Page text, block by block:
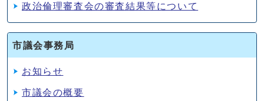
政治倫理審査会の審査結果等について
市議会事務局
お知らせ
市議会の概要